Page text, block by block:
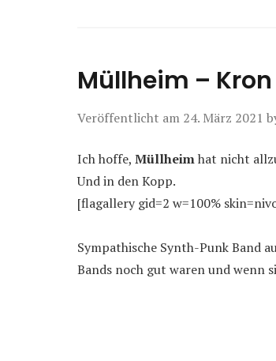
Müllheim – Kron
Veröffentlicht am 24. März 2021
Ich hoffe, Müllheimhat nicht
Und in den Kopp.
[flagallery gid=2 w=100%
Sympathische Synth-Punk Band
Bands noch gut waren und wenn